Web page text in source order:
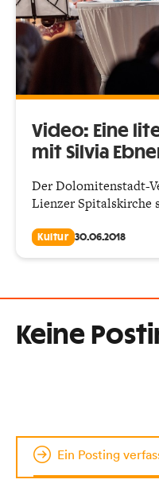
Video: Eine
mit Silvia
Der Dolomitenstadt-
Lienzer Spitalskirche
Kultur 30.06.2018
Keine
Ein Posting